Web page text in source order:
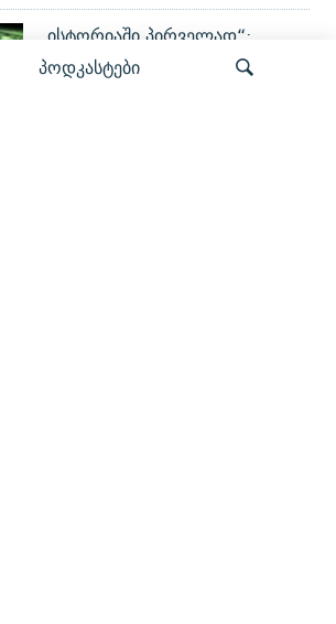
პოდკასტები
„ისტორიაში პირველად“:
როგორ არღვევს უკრაინა
სახმელეთო ოპერაციების